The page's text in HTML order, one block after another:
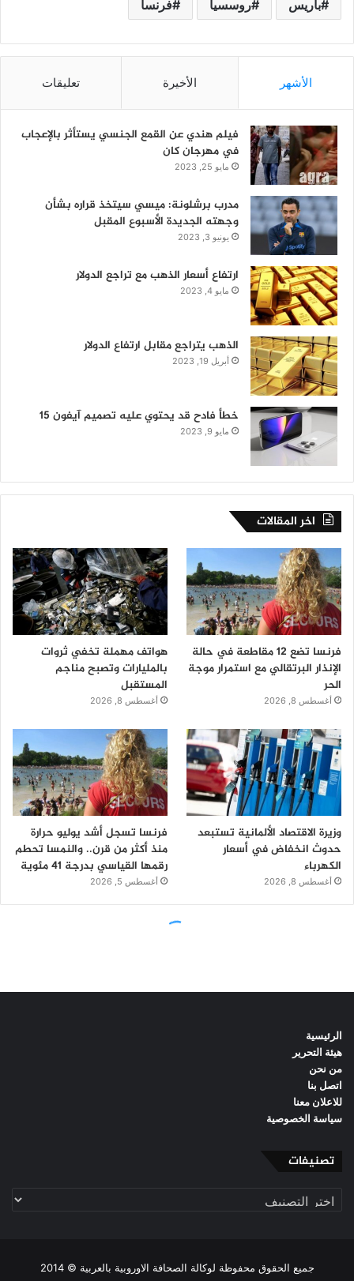
الرئيسية
هيئة التحرير
من نحن
اتصل بنا
للاعلان معنا
سياسة الخصوصية
تصنيفات
تصنيفات
جميع الحقوق محفوظة لوكالة الصحافة الاوروبية بالعربية © 2014